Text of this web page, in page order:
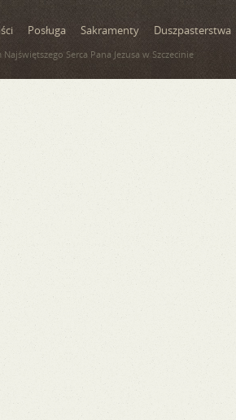
Posługa Sakramenty Duszpasterstwa
Serca Pana Jezusa w Szczecinie